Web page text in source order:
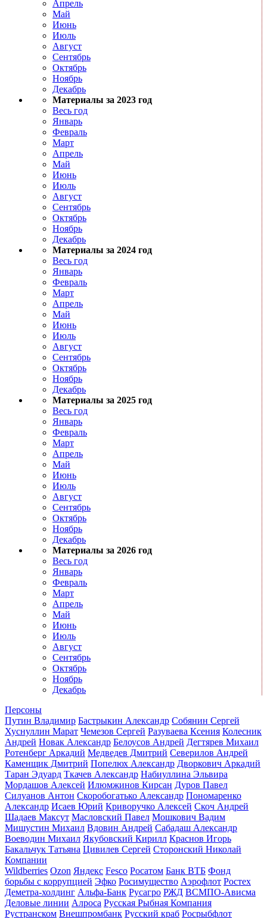
Апрель
Май
Июнь
Июль
Август
Сентябрь
Октябрь
Ноябрь
Декабрь
Материалы за 2023 год
Весь год
Январь
Февраль
Март
Апрель
Май
Июнь
Июль
Август
Сентябрь
Октябрь
Ноябрь
Декабрь
Материалы за 2024 год
Весь год
Январь
Февраль
Март
Апрель
Май
Июнь
Июль
Август
Сентябрь
Октябрь
Ноябрь
Декабрь
Материалы за 2025 год
Весь год
Январь
Февраль
Март
Апрель
Май
Июнь
Июль
Август
Сентябрь
Октябрь
Ноябрь
Декабрь
Материалы за 2026 год
Весь год
Январь
Февраль
Март
Апрель
Май
Июнь
Июль
Август
Сентябрь
Октябрь
Ноябрь
Декабрь
Персоны
Путин Владимир Бастрыкин Александр Собянин Сергей
Хуснуллин Марат Чемезов Сергей Разуваева Ксения Колесник
Андрей Новак Александр Белоусов Андрей Дегтярев Михаил
Ротенберг Аркадий Медведев Дмитрий Северилов Андрей
Каменщик Дмитрий Попелюх Александр Дворкович Аркадий
Таран Эдуард Ткачев Александр Набиуллина Эльвира
Мордашов Алексей Илюмжинов Кирсан Дуров Павел
Силуанов Антон Скоробогатько Александр Пономаренко
Александр Исаев Юрий Криворучко Алексей Скоч Андрей
Шадаев Максут Масловский Павел Мошкович Вадим
Мишустин Михаил Вдовин Андрей Сабадаш Александр
Воеводин Михаил Якубовский Кирилл Краснов Игорь
Бакальчук Татьяна Цивилев Сергей Сторонский Николай
Компании
Wildberries Ozon Яндекс Fesco Росатом Банк ВТБ Фонд
борьбы с коррупцией Эфко Росимущество Аэрофлот Ростех
Деметра-холдинг Альфа-Банк Русагро РЖД ВСМПО-Ависма
Деловые линии Алроса Русская Рыбная Компания
Рустранском Внешпромбанк Русский краб Росрыбфлот